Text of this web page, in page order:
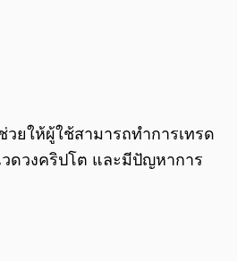
วยให้ผู้ใช้สามารถทำการเทรด
วดวงคริปโต และมีปัญหาการ